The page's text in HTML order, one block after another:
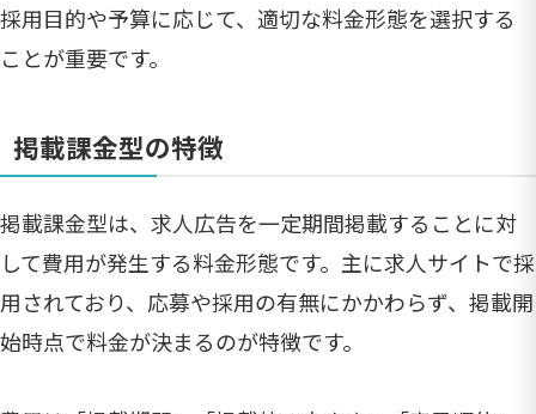
採用目的や予算に応じて、適切な料金形態を選択する
ことが重要です。
掲載課金型の特徴
掲載課金型は、求人広告を一定期間掲載することに対
して費用が発生する料金形態です。主に求人サイトで採
用されており、応募や採用の有無にかかわらず、掲載開
始時点で料金が決まるのが特徴です。